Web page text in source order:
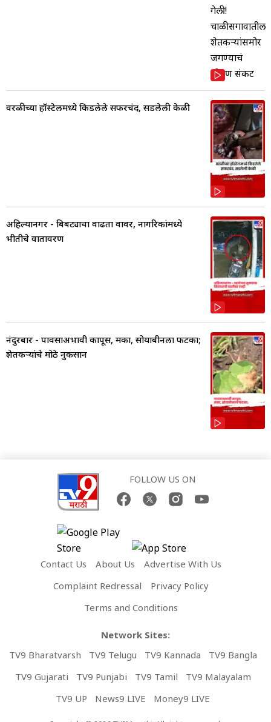
वरळीच्या हॉस्टेलमध्ये किडलेले सफरचंद, सडलेली केळी
अहिल्यानगर - बिबट्याचा वाढता वावर, नागरिकांमध्ये
भीतीचे वातावरण
नंदुरबार - पावसाअभावी कापूस, मका, सोयाबीनला फटका;
शेतकऱ्यांचे मोठे नुकसान
FOLLOW US ON
Contact Us About Us
Advertise With Us
Complaint Redressal
Privacy Policy
Terms and Conditions
Network Sites:
TV9 Bharatvarsh
TV9 Telugu TV9 Kannada
TV9 Bangla
TV9 Gujarati
TV9 Punjabi TV9 Tamil
TV9 Malayalam
TV9 UP
News9 LIVE Money9 LIVE